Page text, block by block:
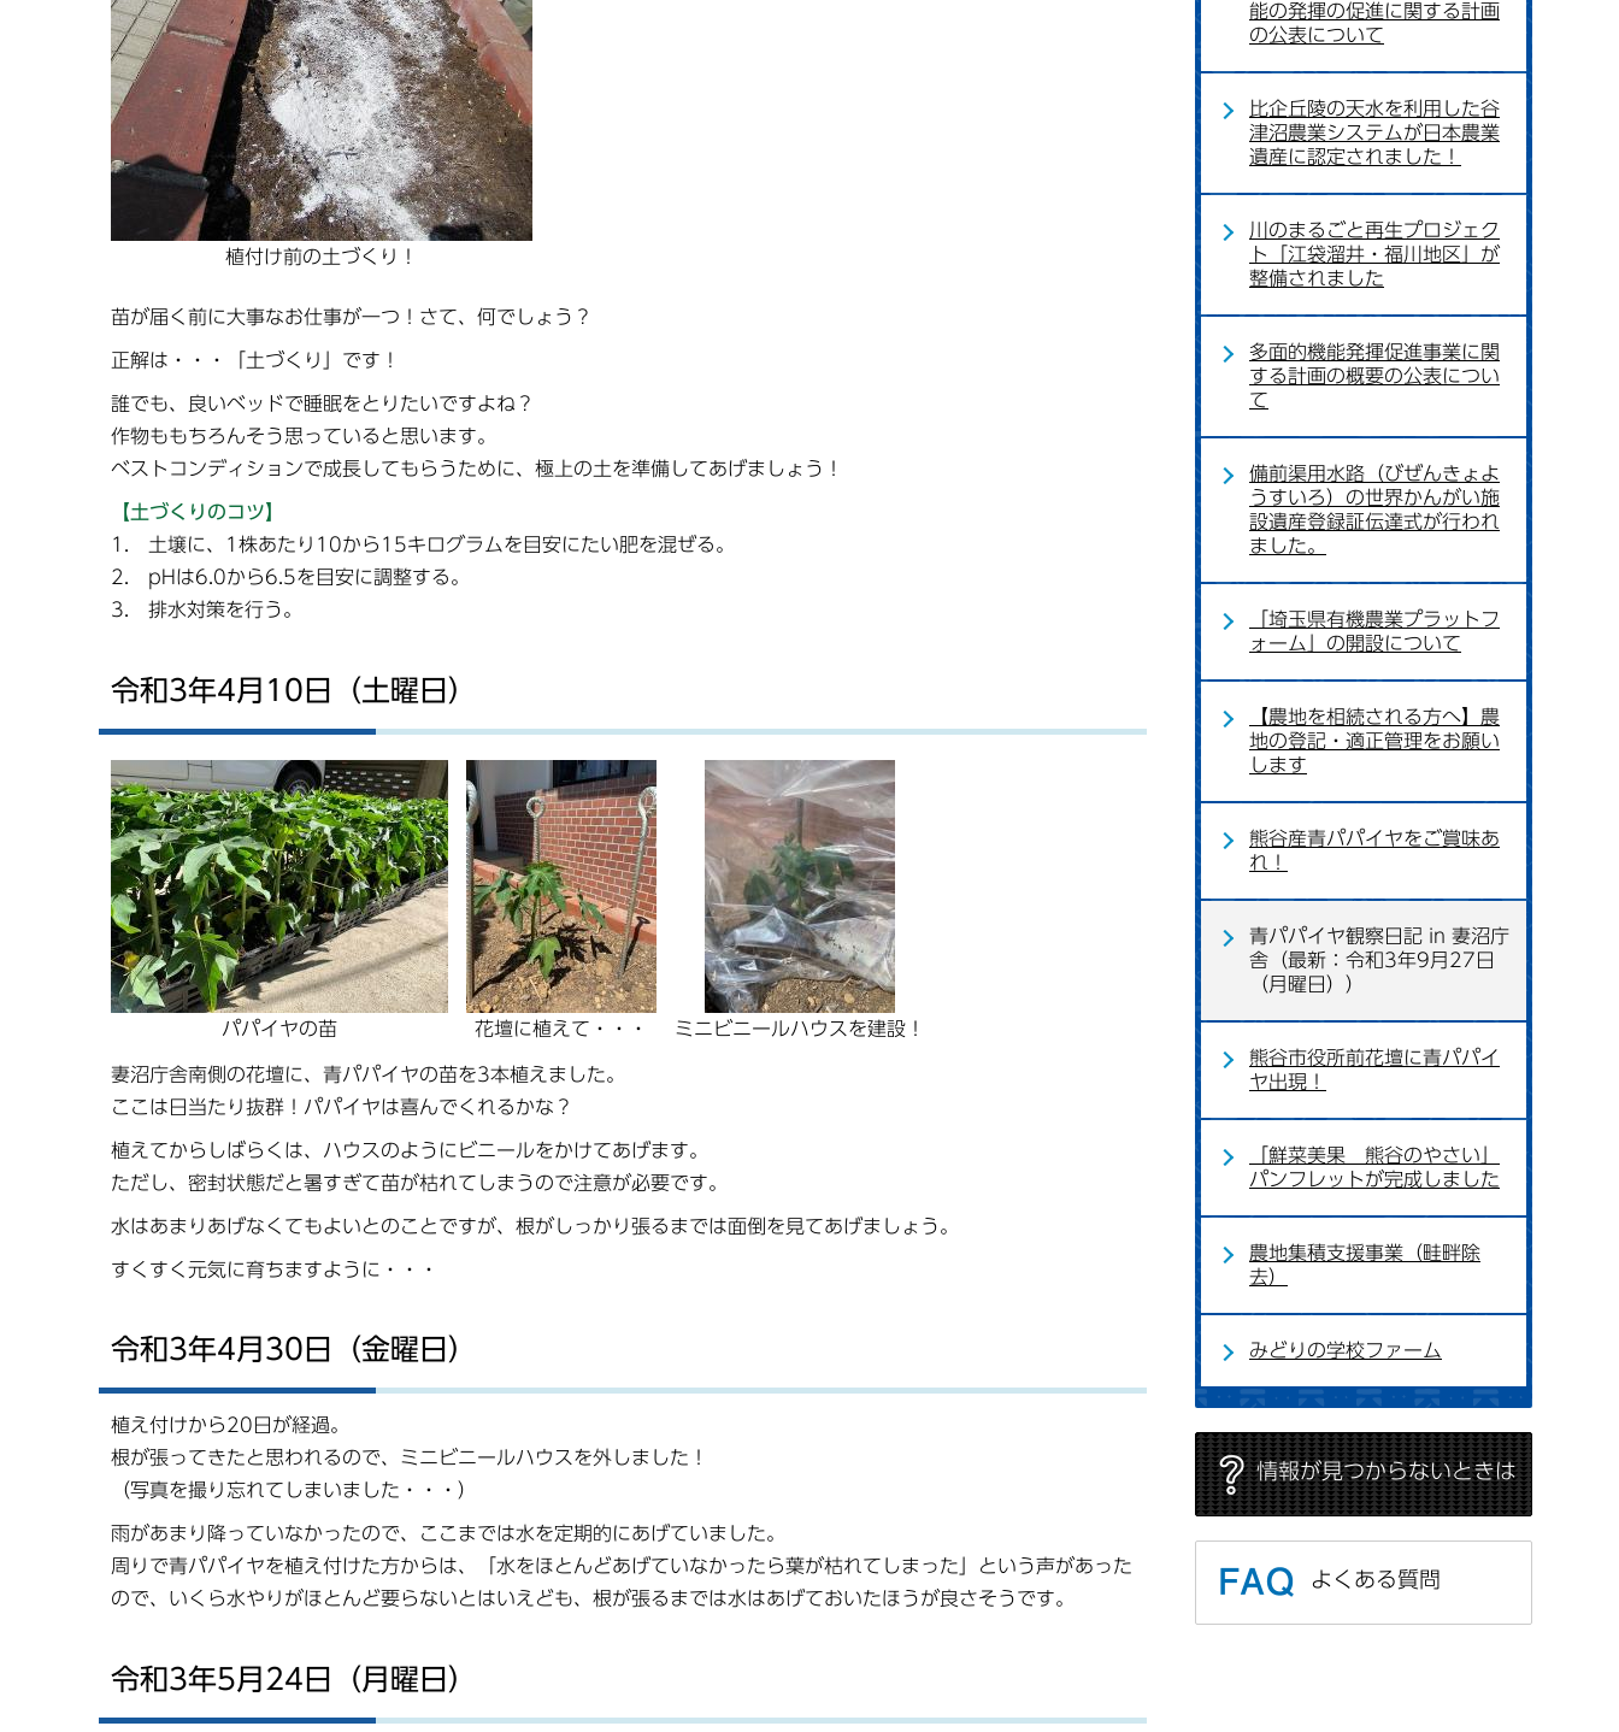
植付け前の土づくり！
苗が届く前に大事なお仕事が一つ！さて、何でしょう？
正解は・・・「土づくり」です！
誰でも、良いベッドで睡眠をとりたいですよね？
作物ももちろんそう思っていると思います。
ベストコンディションで成長してもらうために、極上の土を準備してあげましょう！
【土づくりのコツ】
1. 土壌に、1株あたり10から15キログラムを目安にたい肥を混ぜる。
2. pHは6.0から6.5を目安に調整する。
3. 排水対策を行う。
令和3年4月10日（土曜日）
パパイヤの苗 花壇に植えて・・・ ミニビニールハウスを建設！
妻沼庁舎南側の花壇に、青パパイヤの苗を3本植えました。
ここは日当たり抜群！パパイヤは喜んでくれるかな？
植えてからしばらくは、ハウスのようにビニールをかけてあげます。
ただし、密封状態だと暑すぎて苗が枯れてしまうので注意が必要です。
水はあまりあげなくてもよいとのことですが、根がしっかり張るまでは面倒を見てあげましょう。
すくすく元気に育ちますように・・・
令和3年4月30日（金曜日）
植え付けから20日が経過。
根が張ってきたと思われるので、ミニビニールハウスを外しました！
（写真を撮り忘れてしまいました・・・）
雨があまり降っていなかったので、ここまでは水を定期的にあげていました。
周りで青パパイヤを植え付けた方からは、「水をほとんどあげていなかったら葉が枯れてしまった」という声があった
ので、いくら水やりがほとんど要らないとはいえども、根が張るまでは水はあげておいたほうが良さそうです。
令和3年5月24日（月曜日）
能の発揮の促進に関する計画
の公表について
比企丘陵の天水を利用した谷
津沼農業システムが日本農業
遺産に認定されました！
川のまるごと再生プロジェク
ト「江袋溜井・福川地区」が
整備されました
多面的機能発揮促進事業に関
する計画の概要の公表につい
て
備前渠用水路（びぜんきょよ
うすいろ）の世界かんがい施
設遺産登録証伝達式が行われ
ました。
「埼玉県有機農業プラットフ
ォーム」の開設について
【農地を相続される方へ】農
地の登記・適正管理をお願い
します
熊谷産青パパイヤをご賞味あ
れ！
青パパイヤ観察日記 in 妻沼庁
舎（最新：令和3年9月27日
（月曜日））
熊谷市役所前花壇に青パパイ
ヤ出現！
「鮮菜美果 熊谷のやさい」
パンフレットが完成しました
農地集積支援事業（畦畔除
去）
みどりの学校ファーム
情報が見つからないときは
よくある質問